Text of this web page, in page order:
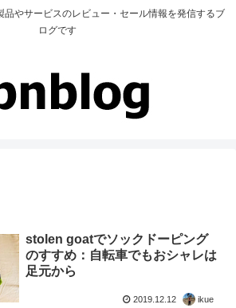
品やサービスのレビュー・セール情報を発信するブ
ログです
stolen goatでソックドーピング
のすすめ：自転車でもおシャレは
足元から
2019.12.12 ikue